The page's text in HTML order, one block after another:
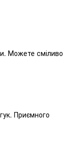
Можете сміливо
Приємного